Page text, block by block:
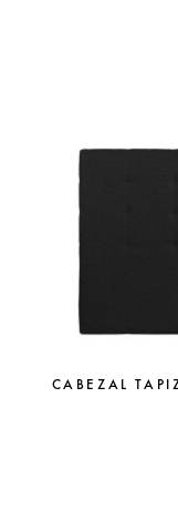
CABEZAL